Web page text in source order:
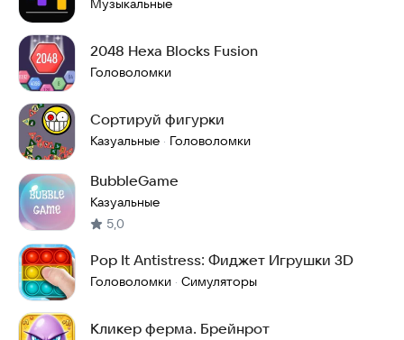
Музыкальные
2048 Hexa Blocks Fusion
Головоломки
Сортируй фигурки
Казуальные · Головоломки
BubbleGame
Казуальные
5,0
Pop It Antistress: Фиджет Игрушки 3D
Головоломки · Симуляторы
Кликер ферма. Брейнрот